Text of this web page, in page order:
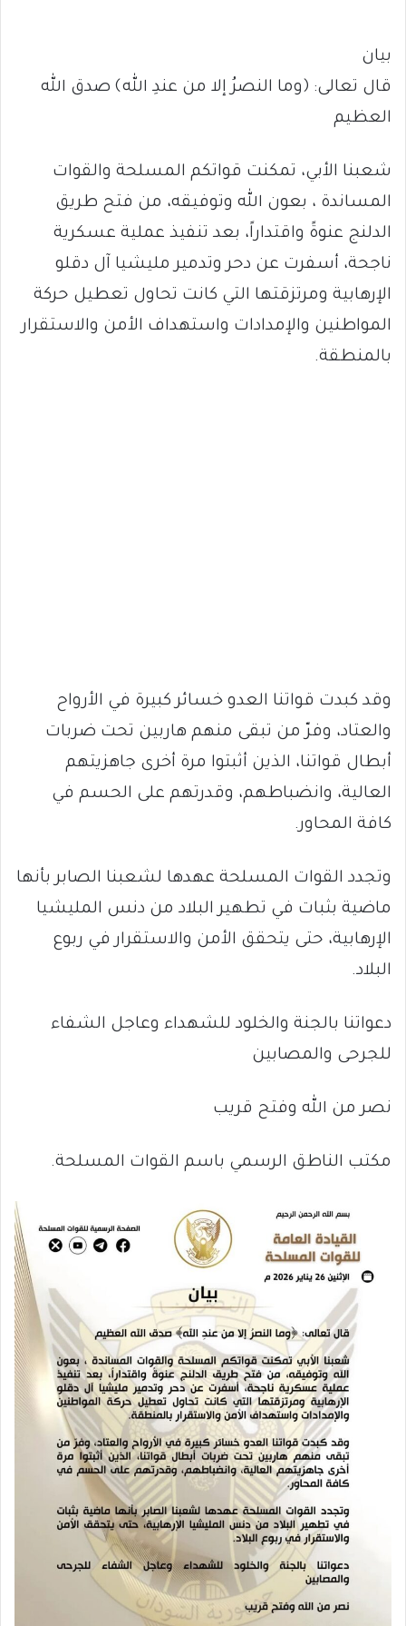
بيان
قال تعالى: ﴿وما النصرُ إلا من عندِ الله﴾ صدق الله
العظيم
شعبنا الأبي، تمكنت قواتكم المسلحة والقوات
المساندة ، بعون الله وتوفيقه، من فتح طريق
الدلنج عنوةً واقتداراً، بعد تنفيذ عملية عسكرية
ناجحة، أسفرت عن دحر وتدمير مليشيا آل دقلو
الإرهابية ومرتزقتها التي كانت تحاول تعطيل حركة
المواطنين والإمدادات واستهداف الأمن والاستقرار
بالمنطقة.
وقد كبدت قواتنا العدو خسائر كبيرة في الأرواح
والعتاد، وفرّ من تبقى منهم هاربين تحت ضربات
أبطال قواتنا، الذين أثبتوا مرة أخرى جاهزيتهم
العالية، وانضباطهم، وقدرتهم على الحسم في
كافة المحاور.
وتجدد القوات المسلحة عهدها لشعبنا الصابر بأنها
ماضية بثبات في تطهير البلاد من دنس المليشيا
الإرهابية، حتى يتحقق الأمن والاستقرار في ربوع
البلاد.
دعواتنا بالجنة والخلود للشهداء وعاجل الشفاء
للجرحى والمصابين
نصر من الله وفتح قريب
مكتب الناطق الرسمي باسم القوات المسلحة.